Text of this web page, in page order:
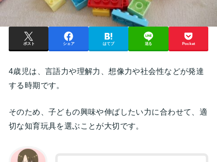
ポスト シェア はてブ 送る Pocket
4歳児は、言語力や理解力、想像力や社会性などが発達
する時期です。
そのため、子どもの興味や伸ばしたい力に合わせて、適
切な知育玩具を選ぶことが大切です。